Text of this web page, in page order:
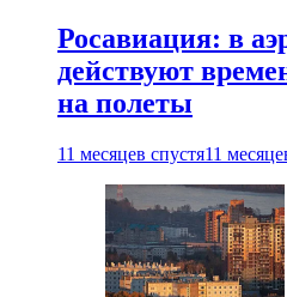
Росавиация: в
действуют
на полеты
11 месяцев спустя11